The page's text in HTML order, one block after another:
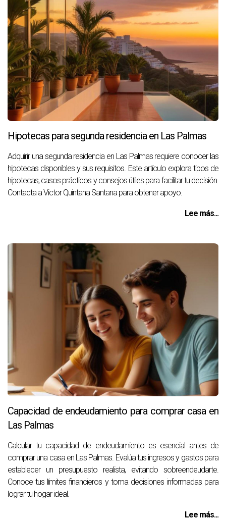
Hipotecas para segunda residencia en Las Palmas
Adquirir una segunda residencia en Las Palmas requiere conocer las
hipotecas disponibles y sus requisitos. Este artículo explora tipos de
hipotecas, casos prácticos y consejos útiles para facilitar tu decisión.
Contacta a Victor Quintana Santana para obtener apoyo.
Lee más...
Capacidad de endeudamiento para comprar casa en
Las Palmas
Calcular tu capacidad de endeudamiento es esencial antes de
comprar una casa en Las Palmas. Evalúa tus ingresos y gastos para
establecer un presupuesto realista, evitando sobreendeudarte.
Conoce tus límites financieros y toma decisiones informadas para
lograr tu hogar ideal.
Lee más...